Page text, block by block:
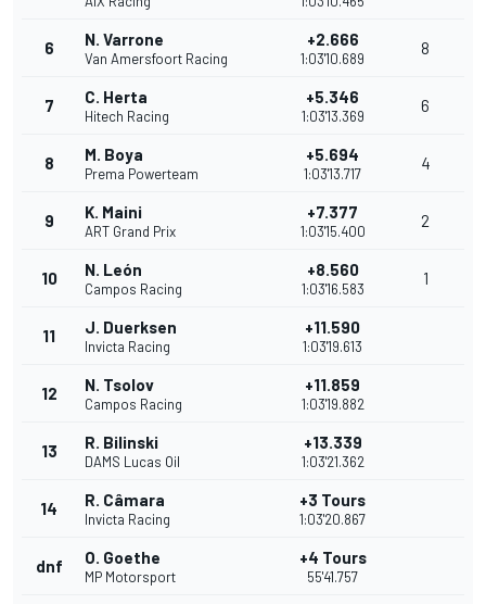
6 N. Varrone
Van Amersfoort Racing
+2.666
1:03'10.689
8
7 C. Herta
Hitech Racing
+5.346
1:03'13.369
6
8 M. Boya
Prema Powerteam
+5.694
1:03'13.717
4
9 K. Maini
ART Grand Prix
+7.377
1:03'15.400
2
10 N. León
Campos Racing
+8.560
1:03'16.583
1
11 J. Duerksen
Invicta Racing
+11.590
1:03'19.613
12 N. Tsolov
Campos Racing
+11.859
1:03'19.882
13 R. Bilinski
DAMS Lucas Oil
+13.339
1:03'21.362
14 R. Câmara
Invicta Racing
+3 Tours
1:03'20.867
dnf O. Goethe
MP Motorsport
+4 Tours
55'41.757